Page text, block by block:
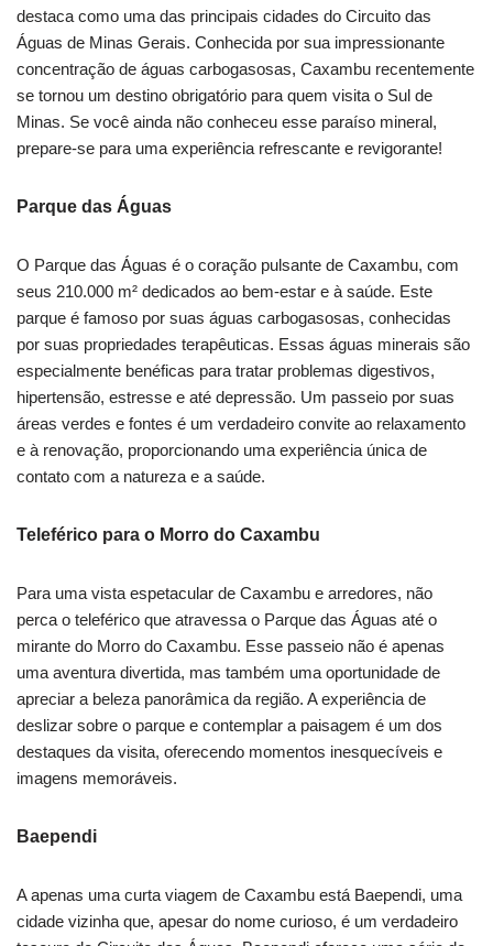
destaca como uma das principais cidades do Circuito das
Águas de Minas Gerais. Conhecida por sua impressionante
concentração de águas carbogasosas, Caxambu recentemente
se tornou um destino obrigatório para quem visita o Sul de
Minas. Se você ainda não conheceu esse paraíso mineral,
prepare-se para uma experiência refrescante e revigorante!
Parque das Águas
O Parque das Águas é o coração pulsante de Caxambu, com
seus 210.000 m² dedicados ao bem-estar e à saúde. Este
parque é famoso por suas águas carbogasosas, conhecidas
por suas propriedades terapêuticas. Essas águas minerais são
especialmente benéficas para tratar problemas digestivos,
hipertensão, estresse e até depressão. Um passeio por suas
áreas verdes e fontes é um verdadeiro convite ao relaxamento
e à renovação, proporcionando uma experiência única de
contato com a natureza e a saúde.
Teleférico para o Morro do Caxambu
Para uma vista espetacular de Caxambu e arredores, não
perca o teleférico que atravessa o Parque das Águas até o
mirante do Morro do Caxambu. Esse passeio não é apenas
uma aventura divertida, mas também uma oportunidade de
apreciar a beleza panorâmica da região. A experiência de
deslizar sobre o parque e contemplar a paisagem é um dos
destaques da visita, oferecendo momentos inesquecíveis e
imagens memoráveis.
Baependi
A apenas uma curta viagem de Caxambu está Baependi, uma
cidade vizinha que, apesar do nome curioso, é um verdadeiro